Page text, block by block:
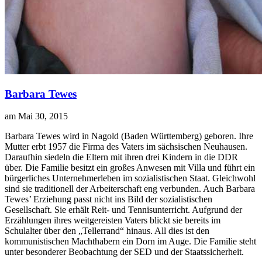
Barbara Tewes
am Mai 30, 2015
Barbara Tewes wird in Nagold (Baden Württemberg) geboren. Ihre
Mutter erbt 1957 die Firma des Vaters im sächsischen Neuhausen.
Daraufhin siedeln die Eltern mit ihren drei Kindern in die DDR
über. Die Familie besitzt ein großes Anwesen mit Villa und führt ein
bürgerliches Unternehmerleben im sozialistischen Staat. Gleichwohl
sind sie traditionell der Arbeiterschaft eng verbunden. Auch Barbara
Tewes’ Erziehung passt nicht ins Bild der sozialistischen
Gesellschaft. Sie erhält Reit- und Tennisunterricht. Aufgrund der
Erzählungen ihres weitgereisten Vaters blickt sie bereits im
Schulalter über den „Tellerrand“ hinaus. All dies ist den
kommunistischen Machthabern ein Dorn im Auge. Die Familie steht
unter besonderer Beobachtung der SED und der Staatssicherheit.